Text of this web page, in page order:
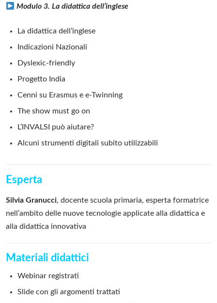
Modulo 3. La didattica dell’inglese
La didattica dell’inglese
Indicazioni Nazionali
Dyslexic-friendly
Progetto India
Cenni su Erasmus e e-Twinning
The show must go on
L’INVALSI può aiutare?
Alcuni strumenti digitali subito utilizzabili
Esperta
Silvia Granucci, docente scuola primaria, esperta formatrice
nell’ambito delle nuove tecnologie applicate alla didattica e
alla didattica innovativa
Materiali didattici
Webinar registrati
Slide con gli argomenti trattati